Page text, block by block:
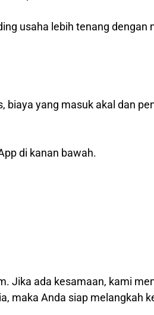
usaha lebih tenang
yang masuk akal dan
di kanan bawah.
Jika ada kesamaan, kami
maka Anda siap melangkah